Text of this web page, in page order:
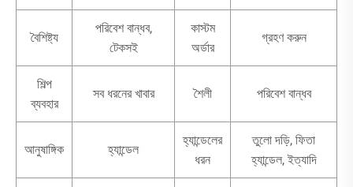
বৈশিষ্ট্য
পরিবেশ বান্ধব,
টেকসই
কাস্টম
অর্ডার
গ্রহণ করুন
শিল্প
ব্যবহার
সব ধরনের খাবার শৈলী পরিবেশ বান্ধব
আনুষাঙ্গিক হ্যান্ডেল
হ্যান্ডেলের
ধরন
তুলো দড়ি, ফিতা
হ্যান্ডেল, ইত্যাদি